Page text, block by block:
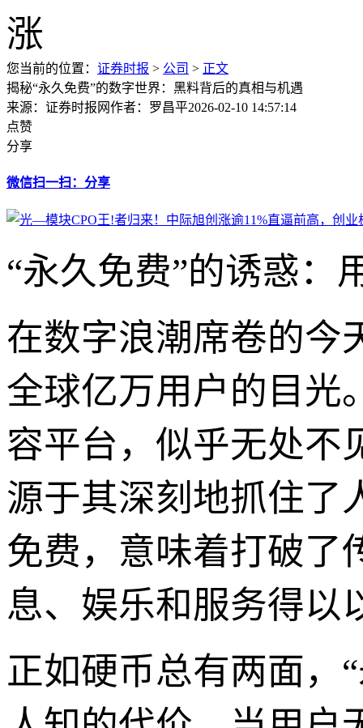
您当前的位置： 证券时报 > 公司 > 正文
揭秘“永久免费”的数字世界：黑料背后的真相与机遇
来源：证券时报网作者：罗昌平2026-02-10 14:57:14
点赞
分享
微信扫一扫：分享
“永久免费”的诱惑：
在数字浪潮席卷的今
全球亿万用户的目光
容平台，似乎无处不
源于其深刻地抓住了
免费，意味着打破了
息、娱乐和服务得以
正如硬币总有两面，